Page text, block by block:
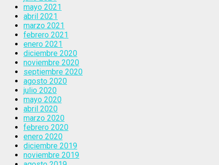
mayo 2021
abril 2021
marzo 2021
febrero 2021
enero 2021
diciembre 2020
noviembre 2020
septiembre 2020
agosto 2020
julio 2020
mayo 2020
abril 2020
marzo 2020
febrero 2020
enero 2020
diciembre 2019
noviembre 2019